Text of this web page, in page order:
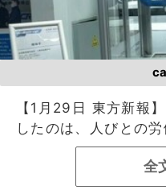
【1月29日 東方新報
したのは、人びとの
全